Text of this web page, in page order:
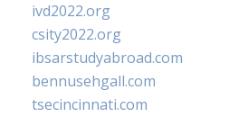
ivd2022.org
csity2022.org
ibsarstudyabroad.com
bennusehgall.com
tsecincinnati.com